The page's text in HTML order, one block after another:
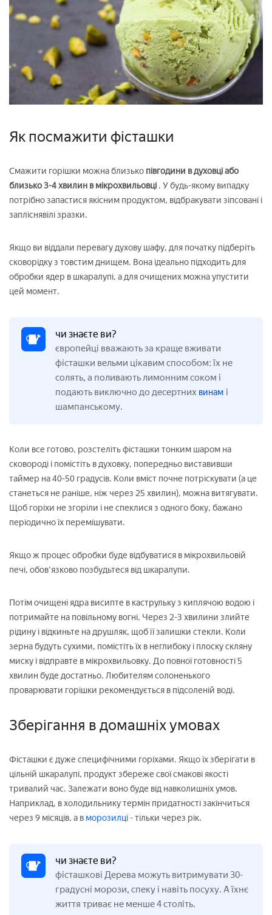
Як посмажити фісташки
Смажити горішки можна близько півгодини в духовці або
близько 3-4 хвилин в мікрохвильовці . У будь-якому випадку
потрібно запастися якісним продуктом, відбракувати зіпсовані і
запліснявілі зразки.
Якщо ви віддали перевагу духову шафу, для початку підберіть
сковорідку з товстим днищем. Вона ідеально підходить для
обробки ядер в шкаралупі, а для очищених можна упустити
цей момент.
чи знаєте ви?
європейці вважають за краще вживати
фісташки вельми цікавим способом: їх не
солять, а поливають лимонним соком і
подають виключно до десертних винам і
шампанському.
Коли все готово, розстеліть фісташки тонким шаром на
сковороді і помістіть в духовку, попередньо виставивши
таймер на 40-50 градусів. Коли вміст почне потріскувати (а це
станеться не раніше, ніж через 25 хвилин), можна витягувати.
Щоб горіхи не згоріли і не спеклися з одного боку, бажано
періодично їх перемішувати.
Якщо ж процес обробки буде відбуватися в мікрохвильовій
печі, обов'язково позбудьтеся від шкаралупи.
Потім очищені ядра висипте в каструльку з киплячою водою і
потримайте на повільному вогні. Через 2-3 хвилини злийте
рідину і відкиньте на друшляк, щоб її залишки стекли. Коли
зерна будуть сухими, помістіть їх в неглибоку і плоску скляну
миску і відправте в мікрохвильовку. До повної готовності 5
хвилин буде достатньо. Любителям солоненького
проварювати горішки рекомендується в підсоленій воді.
Зберігання в домашніх умовах
Фісташки є дуже специфічними горіхами. Якщо їх зберігати в
цільній шкаралупі, продукт збереже свої смакові якості
тривалий час. Залежати воно буде від навколишніх умов.
Наприклад, в холодильнику термін придатності закінчиться
через 9 місяців, а в морозилці - тільки через рік.
чи знаєте ви?
фісташкові Дерева можуть витримувати 30-
градусні морози, спеку і навіть посуху. А їхнє
життя триває не менше 4 століть.